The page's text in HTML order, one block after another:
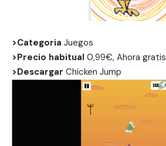
>Categoria Juegos
>Precio habitual 0,99€, Ahora gratis
>Descargar Chicken Jump